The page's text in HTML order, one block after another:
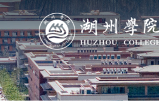
导航
学院概况